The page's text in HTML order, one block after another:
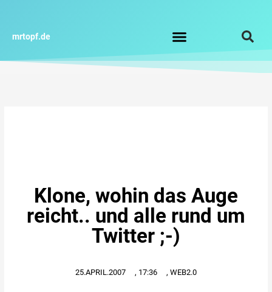
springen
mrtopf.de
Klone, wohin das Auge
reicht.. und alle rund um
Twitter ;-)
25.APRIL.2007 , 17:36 , WEB2.0